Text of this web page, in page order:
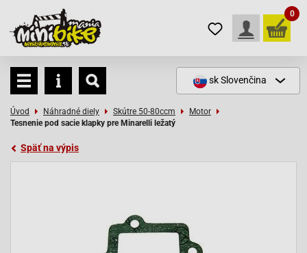
0
skSlovenčina
Úvod Náhradné diely Skútre 50-80ccm
Motor
Tesnenie pod sacie klapky pre Minarelli ležatý
Späť na výpis